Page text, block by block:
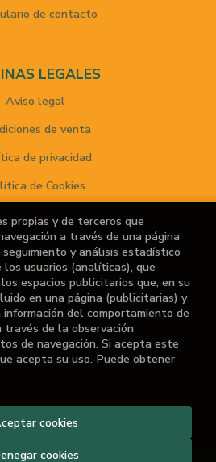
de contacto
LEGALES
Aviso legal
de venta
de privacidad
de Cookies
AL CLIENTE
somos
Noticias
el libro que buscas?
las Letras. Todos los Derechos
propias y de terceros que
a través de una página
y análisis estadístico
usuarios (analíticas), que
espacios publicitarios que, en su
en una página (publicitarias) y
del comportamiento de
de la observación
de navegación. Si acepta este
acepta su uso. Puede obtener
cookies
cookies